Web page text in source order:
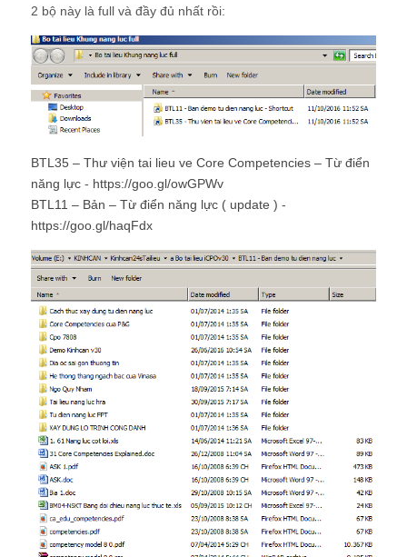
BTL35 – Thư viện tai lieu ve Core Competencies – Từ điển
năng lực
-https://goo.gl/owGPWv
BTL11 – Bản – Từ điển năng lực ( update )-
https://goo.gl/haqFdx